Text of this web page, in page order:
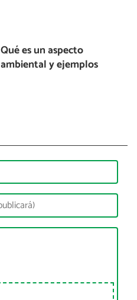
Qué es un aspecto
ambiental y ejemplos